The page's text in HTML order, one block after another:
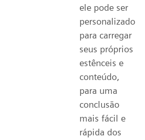
ele pode ser
personalizado
para carregar
seus próprios
estênceis e
conteúdo,
para uma
conclusão
mais fácil e
rápida dos